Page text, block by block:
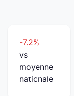
-7.2%
vs
moyenne
nationale